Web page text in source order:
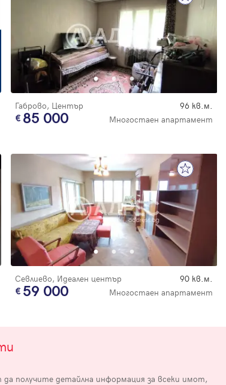
Габрово, Център 96 кв.м.
85 000 Многостаен апартамент
Севлиево, Идеален център 90 кв.м.
59 000 Многостаен апартамент
получите детайлна информация за всеки имот,